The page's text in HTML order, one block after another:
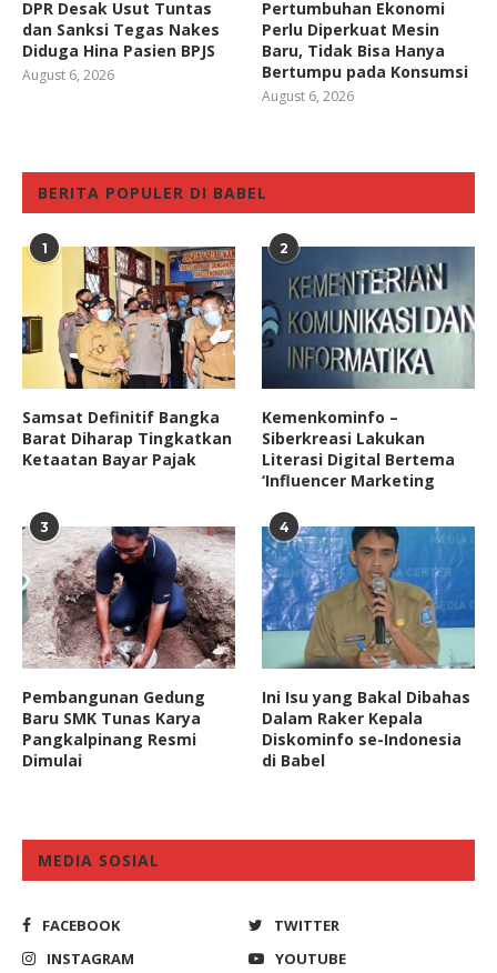
DPR Desak Usut Tuntas
dan Sanksi Tegas Nakes
Diduga Hina Pasien BPJS
August 6, 2026
Pertumbuhan Ekonomi
Perlu Diperkuat Mesin
Baru, Tidak Bisa Hanya
Bertumpu pada Konsumsi
August 6, 2026
BERITA POPULER DI BABEL
1
Samsat Definitif Bangka
Barat Diharap Tingkatkan
Ketaatan Bayar Pajak
2
Kemenkominfo –
Siberkreasi Lakukan
Literasi Digital Bertema
‘Influencer Marketing
3
Pembangunan Gedung
Baru SMK Tunas Karya
Pangkalpinang Resmi
Dimulai
4
Ini Isu yang Bakal Dibahas
Dalam Raker Kepala
Diskominfo se-Indonesia
di Babel
MEDIA SOSIAL
FACEBOOK
TWITTER
INSTAGRAM
YOUTUBE